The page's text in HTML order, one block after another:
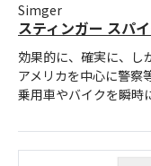
Simger
スティンガー スパ
効果的に、確実に、し
アメリカを中心に警察
乗用車やバイクを瞬時